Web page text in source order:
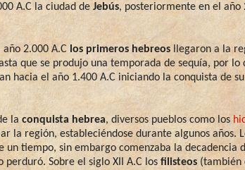
A.C la ciudad deJebús, posteriormente en el año
2.000 A.C los primeros hebreos llegaron a la
que se produjo una temporada de sequía, por
hacia el año 1.400 A.C iniciando la conquista de su
la conquista hebrea, diversos pueblos como los
la región, estableciéndose durante algunos
un tiempo, sin embargo comenzaba la decadencia
perduró. Sobre el siglo XII A.C los filisteos(también